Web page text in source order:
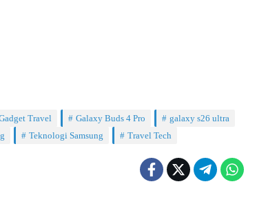
Travel Galaxy Buds 4 Pro
galaxy s26 ultra
Teknologi Samsung Travel Tech